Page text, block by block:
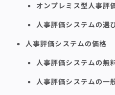
オンプレミス型人事評
人事評価システムの選
人事評価システムの価格
人事評価システムの無
人事評価システムの一